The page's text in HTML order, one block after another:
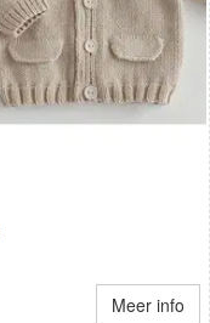
Meer info